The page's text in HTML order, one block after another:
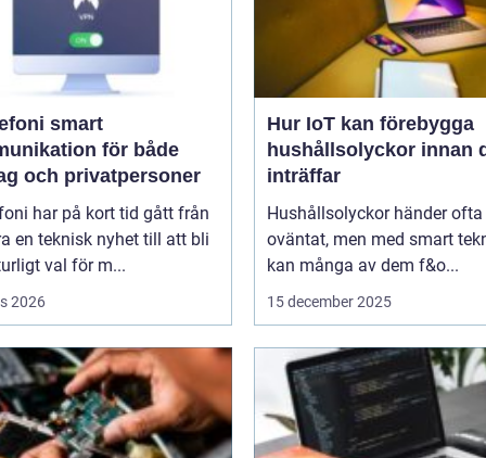
smart
för både
och privatpersoner
har på kort tid gått från
en teknisk nyhet till att bli
val för m...
2026
Hur IoT kan förebygga
hushållsolyckor innan
inträffar
Hushållsolyckor händer ofta
oväntat, men med smart
kan många av dem f&o...
15 december 2025